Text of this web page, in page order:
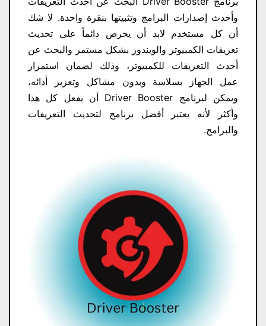
وأحدث إصدارات البرامج وتثبيتها بنقرة واحدة. لا شك
أن كل مستخدم لابد أن يحرص دائماً على تحديث
تعريفات الكمبيوتر والويندوز بشكل مستمر والبحث عن
أحدث التعريفات للكمبيوتر، وذلك لضمان استمرار
عمل الجهاز بسلاسة وبدون مشاكل وتعزيز أدائه،
ويمكن لبرنامج Driver Booster أن يفعل كل هذا
وأكثر لأنه يعتبر أفضل برنامج لتحديث التعريفات
والبرامج.